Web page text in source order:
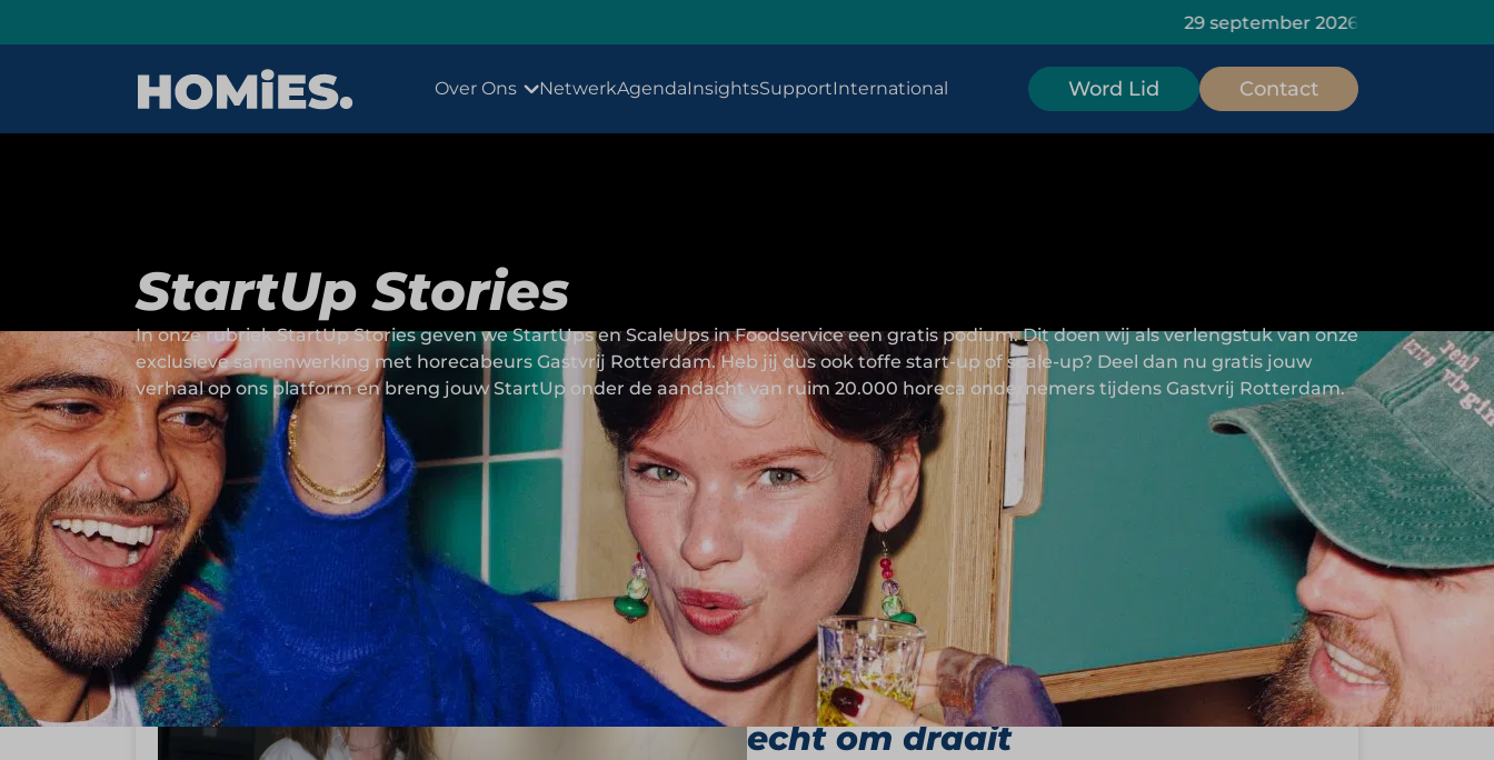
29 september 2026: HOMiES Masterclass Data
Over Ons NetwerkAgendaInsightsSupportInternational Word Lid Contact
StartUp Stories
In onze rubriek StartUp Stories geven we StartUps en ScaleUps in Foodservice een gratis podium. Dit doen wij als verlengstuk van onze
exclusieve samenwerking met horecabeurs Gastvrij Rotterdam. Heb jij dus ook toffe start-up of scale-up? Deel dan nu gratis jouw
verhaal op ons platform en breng jouw StartUp onder de aandacht van ruim 20.000 horeca ondernemers tijdens Gastvrij Rotterdam.
StartUp Stories
Grovehood Collective: Olijfolie
terugbrengen naar waar het
echt om draait